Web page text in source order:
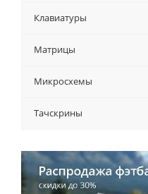
Клавиатуры
Матрицы
Микросхемы
Тачскрины